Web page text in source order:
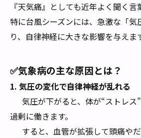
『天気痛』としても近年よく聞く言
特に台風シーズンには、急激な「気
り、自律神経に大きな影響を与えま
✅気象病の主な原因とは？
1. 気圧の変化で自律神経が乱れる
気圧が下がると、体が“ストレス
過剰に働きます。
すると、血管が拡張して頭痛や